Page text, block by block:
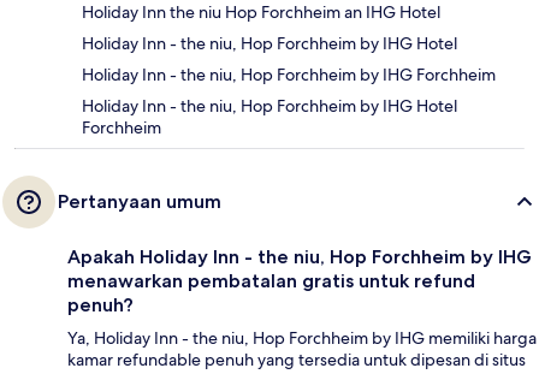
Holiday Inn the niu Hop Forchheim an IHG Hotel
Holiday Inn - the niu, Hop Forchheim by IHG Hotel
Holiday Inn - the niu, Hop Forchheim by IHG Forchheim
Holiday Inn - the niu, Hop Forchheim by IHG Hotel
Forchheim
Pertanyaan umum
Apakah Holiday Inn - the niu, Hop Forchheim by IHG
menawarkan pembatalan gratis untuk refund
penuh?
Ya, Holiday Inn - the niu, Hop Forchheim by IHG memiliki harga
kamar refundable penuh yang tersedia untuk dipesan di situs